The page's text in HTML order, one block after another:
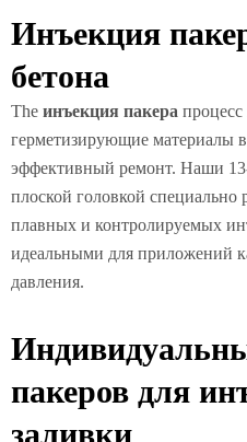
Инъекция
бетона
The инъекция пакера процесс
герметизирующие материалы
эффективный ремонт. Наши
плоской головкой специально
плавных и контролируемых
идеальными для приложений
давления.
пакеров для
заливки